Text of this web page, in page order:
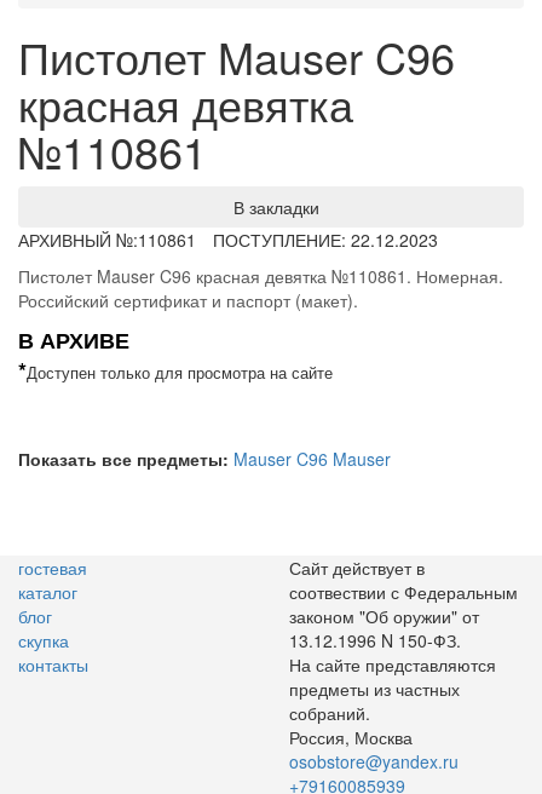
Пистолет Mauser C96
красная девятка
№110861
В закладки
АРХИВНЫЙ №:110861
ПОСТУПЛЕНИЕ: 22.12.2023
Пистолет Mauser C96 красная девятка №110861. Номерная.
Российский сертификат и паспорт (макет).
В АРХИВЕ
*Доступен только для просмотра на сайте
Показать все предметы: Mauser C96 Mauser
гостевая
каталог
блог
скупка
контакты
Сайт действует в
соотвествии с Федеральным
законом "Об оружии" от
13.12.1996 N 150-ФЗ.
На сайте представляются
предметы из частных
собраний.
Россия, Москва
osobstore@yandex.ru
+79160085939